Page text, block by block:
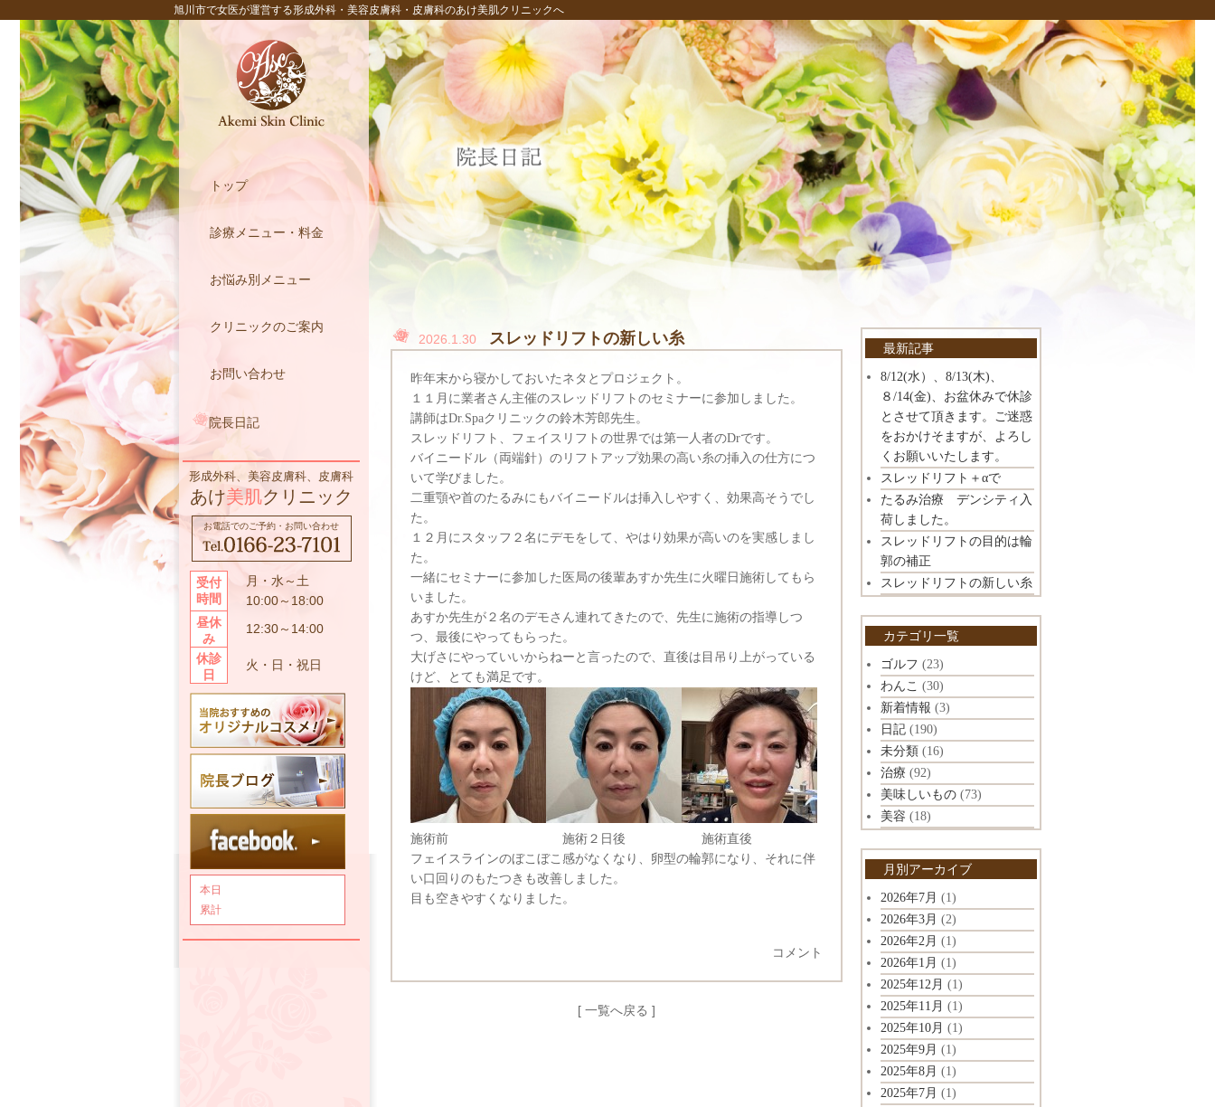
旭川市で女医が運営する形成外科・美容皮膚科・皮膚科のあけ美肌クリニックへ
トップ
診療メニュー・料金
お悩み別メニュー
クリニックのご案内
お問い合わせ
院長日記
形成外科、美容皮膚科、皮膚科
あけ美肌クリニック
お電話でのご予約・お問い合わせ
受付
時間
月・水～土
10:00～18:00
昼休
み
12:30～14:00
休診
日
火・日・祝日
本日
累計
最新記事
8/12(水）、8/13(木)、
８/14(金)、お盆休みで休診
とさせて頂きます。ご迷惑
をおかけそますが、よろし
くお願いいたします。
スレッドリフト＋αで
たるみ治療 デンシティ入
荷しました。
スレッドリフトの目的は輪
郭の補正
スレッドリフトの新しい糸
カテゴリ一覧
ゴルフ (23)
わんこ (30)
新着情報 (3)
日記 (190)
未分類 (16)
治療 (92)
美味しいもの (73)
美容 (18)
月別アーカイブ
2026年7月 (1)
2026年3月 (2)
2026年2月 (1)
2026年1月 (1)
2025年12月 (1)
2025年11月 (1)
2025年10月 (1)
2025年9月 (1)
2025年8月 (1)
2025年7月 (1)
2026.1.30 スレッドリフトの新しい糸
昨年末から寝かしておいたネタとプロジェクト。
１１月に業者さん主催のスレッドリフトのセミナーに参加しました。
講師はDr.Spaクリニックの鈴木芳郎先生。
スレッドリフト、フェイスリフトの世界では第一人者のDrです。
バイニードル（両端針）のリフトアップ効果の高い糸の挿入の仕方につ
いて学びました。
二重顎や首のたるみにもバイニードルは挿入しやすく、効果高そうでし
た。
１２月にスタッフ２名にデモをして、やはり効果が高いのを実感しまし
た。
一緒にセミナーに参加した医局の後輩あすか先生に火曜日施術してもら
いました。
あすか先生が２名のデモさん連れてきたので、先生に施術の指導しつ
つ、最後にやってもらった。
大げさにやっていいからねーと言ったので、直後は目吊り上がっている
けど、とても満足です。
施術前 施術２日後 施術直後
フェイスラインのぼこぼこ感がなくなり、卵型の輪郭になり、それに伴
い口回りのもたつきも改善しました。
目も空きやすくなりました。
コメント
[ 一覧へ戻る ]